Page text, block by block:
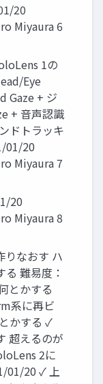
20
Miyaura 6
1の
Eye
Gaze + ジ
+ 音声認識
ドトラッキ
01/20
Miyaura 7
20
Miyaura 8
りなおす ハ
難易度：
とかする
系に再ビ
かする ✓
超えるのが
2に
01/20 ✓ 上